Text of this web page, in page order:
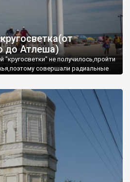
до Атлеша)
не получилось,пройти
совершали радиальные